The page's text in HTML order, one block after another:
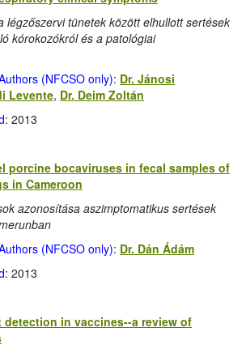
légzőszervi tünetek között elhullott sertések
kórokozókról és a patológiai
(NFCSO only): Dr. Jánosi
Levente, Dr. Deim Zoltán
: 2013
porcine bocaviruses in fecal samples of
in Cameroon
azonosítása aszimptomatikus sertések
(NFCSO only): Dr. Dán Ádám
: 2013
detection in vaccines--a review of